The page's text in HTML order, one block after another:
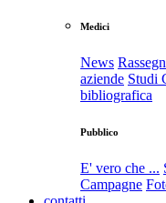
Medici
News
aziende Studi
bibliografica
Pubblico
E' vero che ...
Campagne